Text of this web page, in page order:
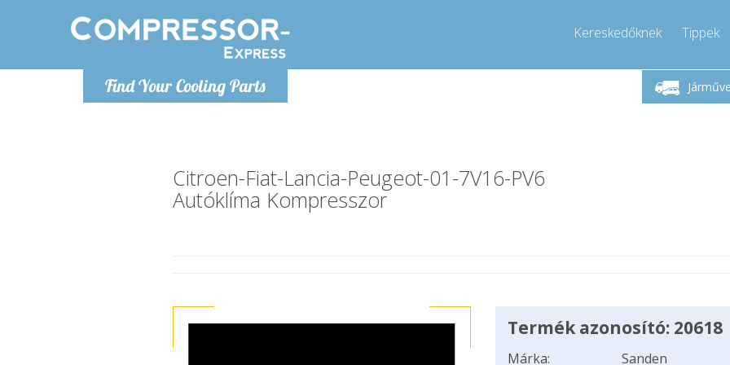
Find Your Cooling Parts
Kereskedőknek Tippek
Hétfő-Péntek 9-17
Hívjon!
Citroen-Fiat-Lancia-Peugeot-01-7V16-PV6
Autóklíma Kompresszor
Termék azonosító: 20618
Márka:
Sanden